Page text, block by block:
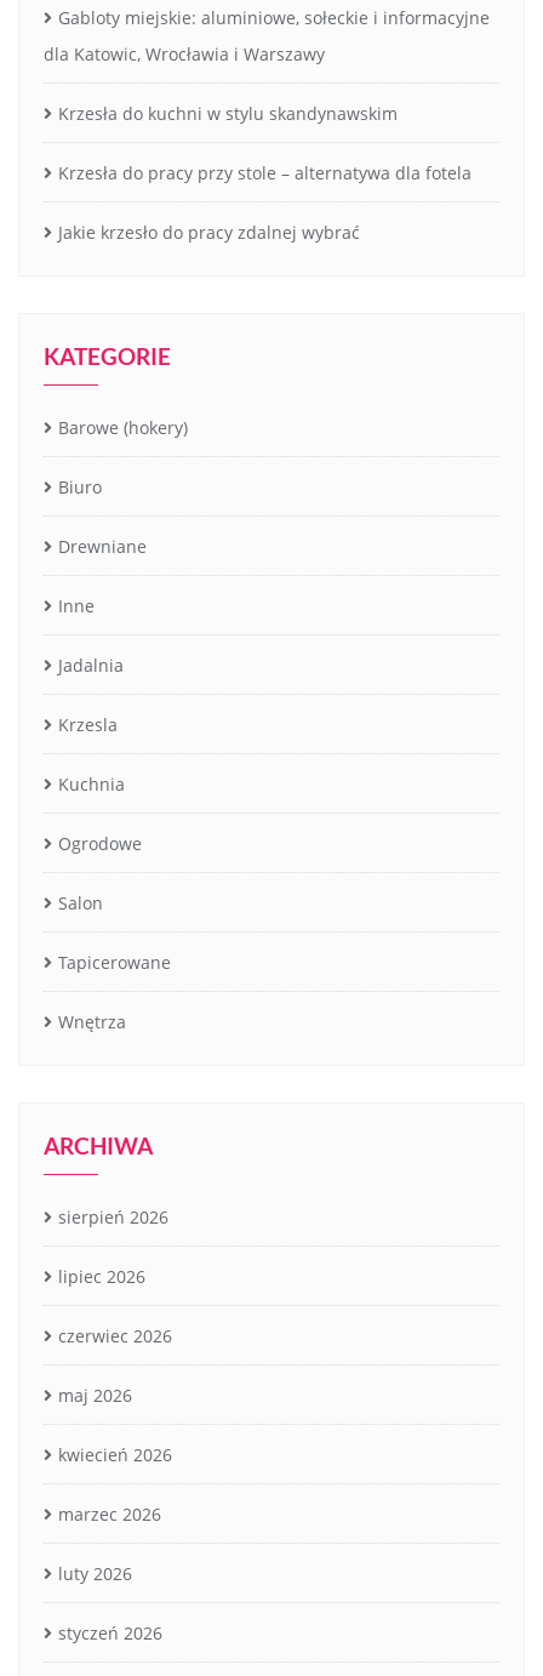
Gabloty miejskie: aluminiowe, sołeckie i informacyjne
dla Katowic, Wrocławia i Warszawy
Krzesła do kuchni w stylu skandynawskim
Krzesła do pracy przy stole – alternatywa dla fotela
Jakie krzesło do pracy zdalnej wybrać
KATEGORIE
Barowe (hokery)
Biuro
Drewniane
Inne
Jadalnia
Krzesla
Kuchnia
Ogrodowe
Salon
Tapicerowane
Wnętrza
ARCHIWA
sierpień 2026
lipiec 2026
czerwiec 2026
maj 2026
kwiecień 2026
marzec 2026
luty 2026
styczeń 2026